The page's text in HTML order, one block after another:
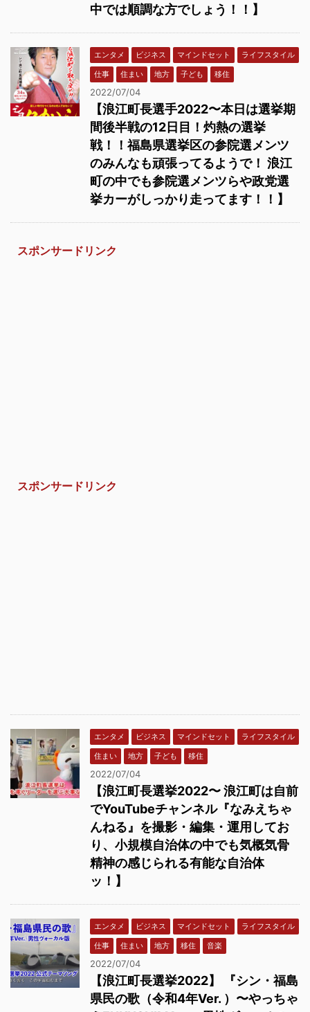
中では順調な方でしょう！！】
エンタメ ビジネス マインドセット
ライフスタイル
仕事
住まい 地方 子ども 移住
2022/07/04
【浪江町長選手2022〜本日は選挙期
間後半戦の12日目！灼熱の選挙
戦！！福島県選挙区の参院選メンツ
のみんなも頑張ってるようで！ 浪江
町の中でも参院選メンツらや政党選
挙カーがしっかり走ってます！！】
スポンサードリンク
スポンサードリンク
エンタメ ビジネス マインドセット
ライフスタイル
住まい
地方 子ども 移住
2022/07/04
【浪江町長選挙2022〜 浪江町は自前
でYouTubeチャンネル『なみえちゃ
んねる』を撮影・編集・運用してお
り、小規模自治体の中でも気概気骨
精神の感じられる有能な自治体
ッ！】
エンタメ ビジネス マインドセット
ライフスタイル
仕事
住まい 地方 移住 音楽
2022/07/04
【浪江町長選挙2022】 『シン・福島
県民の歌（令和4年Ver. ）〜やっちゃ